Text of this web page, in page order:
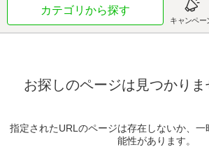
カテゴリから探す
キャンペー
お探しのページは見つかりま
指定されたURLのページは存在しないか、
能性があります。